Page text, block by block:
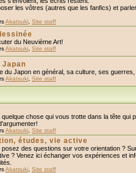
les vôtres (autres que les fanfics) et
Akatsuki Site staff
du Neuvième Art!
Akatsuki Site staff
Japan
du Japon en général, sa culture, ses
Akatsuki Site staff
quelque chose qui vous trotte dans la tête qui
Akatsuki Site staff
études, vie active
posez des questions sur votre orientation ?
? Venez ici échanger vos expériences et
Akatsuki Site staff